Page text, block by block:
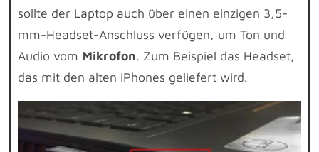
sollte der Laptop auch über einen einzigen 3,5-
mm-Headset-Anschluss verfügen, um Ton und
Audio vom Mikrofon. Zum Beispiel das Headset,
das mit den alten iPhones geliefert wird.